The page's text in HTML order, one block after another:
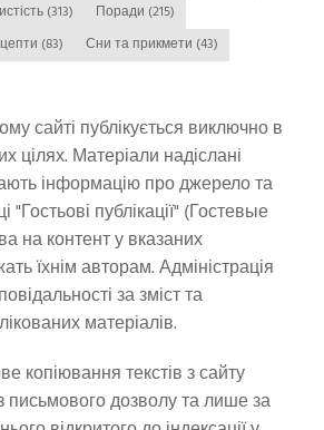
(313) Поради (215)
(83) Сни та прикмети (43)
сайті публікується виключно в
цілях. Матеріали надіслані
інформацію про джерело та
"Гостьові публікації" (Гостевые
на контент у вказаних
їхнім авторам. Адміністрація
за зміст та
матеріалів.
копіювання текстів з сайту
дозволу та лише за